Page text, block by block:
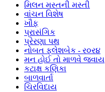
મિલન મસ્તની મસ્તી
વાંચન વિશેષ
ખૌફ
પ્રાસંગિક
પ્રેરણા પથ
નોબત ફ્લેશબેક - ર૦ર૪
મન હોઈ તો માળવે જવાય
કટાક્ષ કણિકા
બાળવાર્તા
ચિરવિદાય